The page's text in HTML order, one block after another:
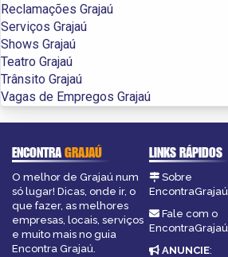
Reclamações Grajaú
Serviços Grajaú
Shows Grajaú
Teatro Grajaú
Trânsito Grajaú
Vagas de Empregos Grajaú
ENCONTRAGRAJAÚ
O melhor de Grajaú num
só lugar! Dicas, onde ir, o
que fazer, as melhores
empresas, locais, serviços
e muito mais no guia
Encontra Grajaú.
LINKS RÁPIDOS
Sobre
EncontraGrajaú
Fale com o
EncontraGrajaú
ANUNCIE: